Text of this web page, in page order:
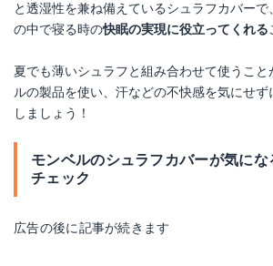
と透湿性を兼ね備えているシュラフカバーで
の中で寝る時の快眠の実現に役立ってくれる
夏でも薄いシュラフと組み合わせて使うこ
ルの製品を使い、汗などの不快感を気にせ
しましょう！
モンベルのシュラフカバーが気にな
チェック
広告の後に記事が続きます